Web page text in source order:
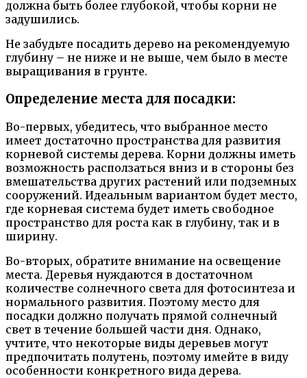
должна быть более глубокой, чтобы корни не
задушились.
Не забудьте посадить дерево на рекомендуемую
глубину – не ниже и не выше, чем было в месте
выращивания в грунте.
Определение места для посадки:
Во-первых, убедитесь, что выбранное место
имеет достаточно пространства для развития
корневой системы дерева. Корни должны иметь
возможность расползаться вниз и в стороны без
вмешательства других растений или подземных
сооружений. Идеальным вариантом будет место,
где корневая система будет иметь свободное
пространство для роста как в глубину, так и в
ширину.
Во-вторых, обратите внимание на освещение
места. Деревья нуждаются в достаточном
количестве солнечного света для фотосинтеза и
нормального развития. Поэтому место для
посадки должно получать прямой солнечный
свет в течение большей части дня. Однако,
учтите, что некоторые виды деревьев могут
предпочитать полутень, поэтому имейте в виду
особенности конкретного вида дерева.